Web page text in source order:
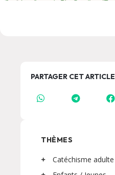
PARTAGER CET ARTICLE
THÈMES
Catéchisme adulte